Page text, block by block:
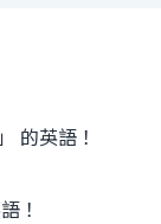
的英語！
！